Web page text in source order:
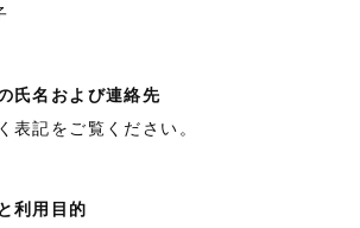
氏名および連絡先
表記をご覧ください。
利用目的